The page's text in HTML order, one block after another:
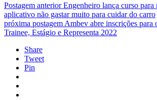
Postagem anterior Engenheiro lança curso para
aplicativo não gastar muito para cuidar do carro
próxima postagem Ambev abre inscrições para
Trainee, Estágio e Representa 2022
Share
Tweet
Pin